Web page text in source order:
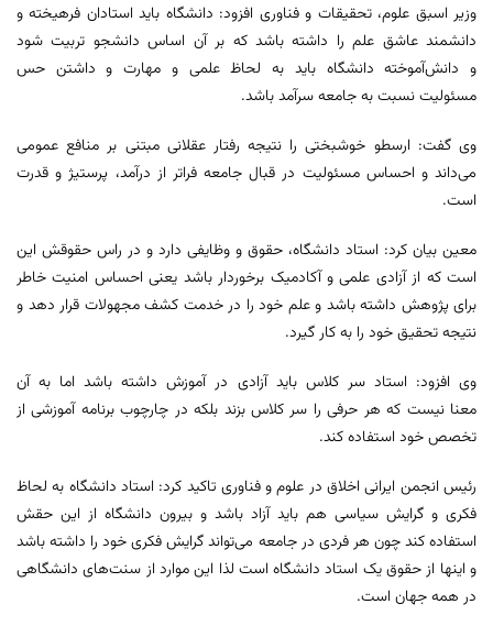
وزیر اسبق علوم، تحقیقات و فناوری افزود: دانشگاه باید استادان فرهیخته و
دانشمند عاشق علم را داشته باشد که بر آن اساس دانشجو تربیت شود
و دانش‌آموخته دانشگاه باید به لحاظ علمی و مهارت و داشتن حس
مسئولیت نسبت به جامعه سرآمد باشد.
وی گفت: ارسطو خوشبختی را نتیجه رفتار عقلانی مبتنی بر منافع عمومی
می‌داند و احساس مسئولیت در قبال جامعه فراتر از درآمد، پرستیژ و قدرت
است.
معین بیان کرد: استاد دانشگاه، حقوق و وظایفی دارد و در راس حقوقش این
است که از آزادی علمی و آکادمیک برخوردار باشد یعنی احساس امنیت خاطر
برای پژوهش داشته باشد و علم خود را در خدمت کشف مجهولات قرار دهد و
نتیجه تحقیق خود را به کار گیرد.
وی افزود: استاد سر کلاس باید آزادی در آموزش داشته باشد اما به آن
معنا نیست که هر حرفی را سر کلاس بزند بلکه در چارچوب برنامه آموزشی از
تخصص خود استفاده کند.
رئیس انجمن ایرانی اخلاق در علوم و فناوری تاکید کرد: استاد دانشگاه به لحاظ
فکری و گرایش سیاسی هم باید آزاد باشد و بیرون دانشگاه از این حقش
استفاده کند چون هر فردی در جامعه می‌تواند گرایش فکری خود را داشته باشد
و اینها از حقوق یک استاد دانشگاه است لذا این موارد از سنت‌های دانشگاهی
در همه جهان است.